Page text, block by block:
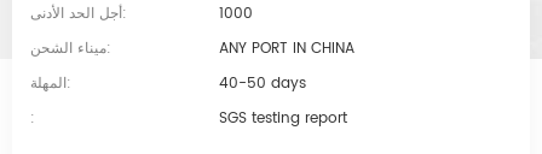
أجل الحد الأدنى:
1000
ميناء الشحن:
ANY PORT IN CHINA
المهلة:
40-50 days
:
SGS testing report